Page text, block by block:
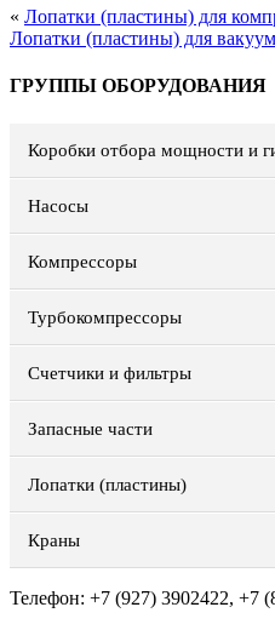
« Лопатки (пластины) для
Лопатки (пластины) для
ГРУППЫ ОБОРУДОВАНИЯ
Коробки отбора мощности и
Насосы
Компрессоры
Турбокомпрессоры
Счетчики и фильтры
Запасные части
Лопатки (пластины)
Краны
Телефон: +7 (927) 3902422, +7